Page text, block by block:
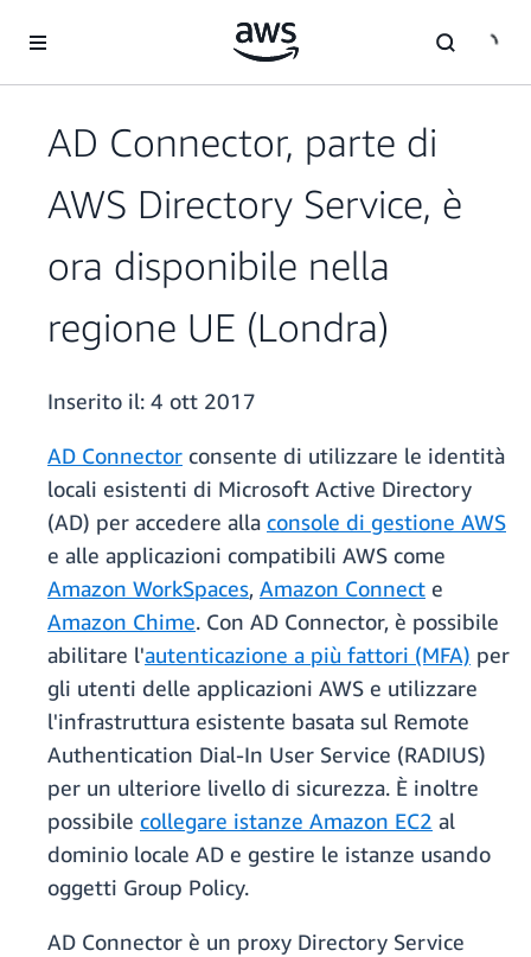
AD Connector, parte di
AWS Directory Service, è
ora disponibile nella
regione UE (Londra)
Inserito il: 4 ott 2017
AD Connector consente di utilizzare le identità
locali esistenti di Microsoft Active Directory
(AD) per accedere alla console di gestione AWS
e alle applicazioni compatibili AWS come
Amazon WorkSpaces, Amazon Connect e
Amazon Chime. Con AD Connector, è possibile
abilitare l'autenticazione a più fattori (MFA) per
gli utenti delle applicazioni AWS e utilizzare
l'infrastruttura esistente basata sul Remote
Authentication Dial-In User Service (RADIUS)
per un ulteriore livello di sicurezza. È inoltre
possibile collegare istanze Amazon EC2 al
dominio locale AD e gestire le istanze usando
oggetti Group Policy.
AD Connector è un proxy Directory Service